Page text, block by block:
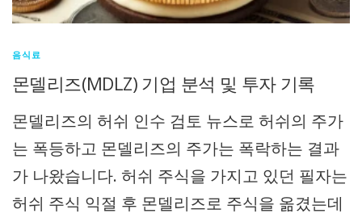
음식료
몬델리즈(MDLZ) 기업 분석 및 투자 기록
몬델리즈의 허쉬 인수 검토 뉴스로 허쉬의 주가
는 폭등하고 몬델리즈의 주가는 폭락하는 결과
가 나왔습니다. 허쉬 주식을 가지고 있던 필자는
허쉬 주식 익절 후 몬델리즈로 주식을 옮겼는데